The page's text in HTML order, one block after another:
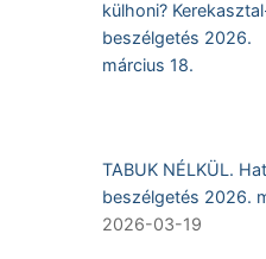
TABUK NÉLKÜL.
beszélgetés 2026.
2026-03-19